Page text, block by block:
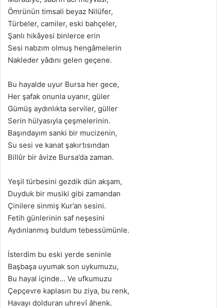
Ömrünün timsali beyaz Nilüfer,
Türbeler, camiler, eski bahçeler,
Şanlı hikâyesi binlerce erin
Sesi nabzım olmuş hengâmelerin
Nakleder yâdını gelen geçene.
Bu hayalde uyur Bursa her gece,
Her şafak onunla uyanır, güler
Gümüş aydınlıkta serviler, güller
Serin hülyasıyla çeşmelerinin.
Başındayım sanki bir mucizenin,
Su sesi ve kanat şakırtısından
Billûr bir âvize Bursa’da zaman.
Yeşil türbesini gezdik dün akşam,
Duyduk bir musiki gibi zamandan
Çinilere sinmiş Kur’an sesini.
Fetih günlerinin saf neşesini
Aydınlanmış buldum tebessümünle.
İsterdim bu eski yerde seninle
Başbaşa uyumak son uykumuzu,
Bu hayal içinde… Ve ufkumuzu
Çepçevre kaplasın bu ziya, bu renk,
Havayı dolduran uhrevî âhenk.